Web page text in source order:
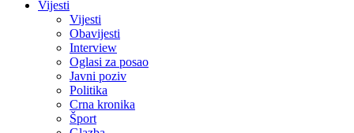
Vijesti
Vijesti
Obavijesti
Interview
Oglasi za posao
Javni poziv
Politika
Crna kronika
Šport